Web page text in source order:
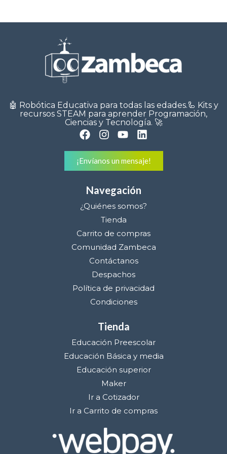
🤖 Robótica Educativa para todas las edades.🦾 Kits y
recursos STEAM para aprender Programación,
Ciencias y Tecnología. 🚀
¡Envíanos un mensaje!
Navegación
¿Quiénes somos?
Tienda
Carrito de compras
Comunidad Zambeca
Contáctanos
Despachos
Política de privacidad
Condiciones
Tienda
Educación Preescolar
Educación Básica y media
Educación superior
Maker
Ir a Cotizador
Ir a Carrito de compras